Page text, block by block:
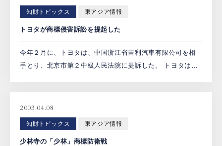
知財トピックス 東アジア情報
トヨタが商標侵害訴訟を提起した
今年２月に、トヨタは、中国浙江省吉利汽車有限公司を相
手とり、北京市第２中級人民法院に提訴した。 トヨタは、
た、広告に […]
2003.04.08
知財トピックス 東アジア情報
少林寺の「少林」商標防衛戦